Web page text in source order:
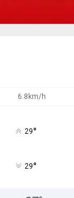
6.8km/h
29°
29°